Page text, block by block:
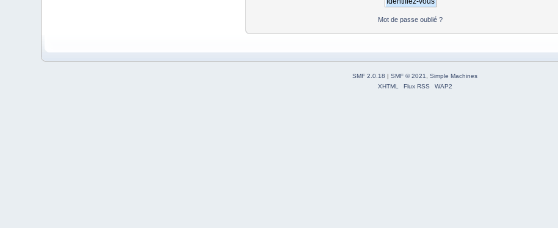
Mot de passe oublié ?
SMF 2.0.18 | SMF © 2021
Simple Machines
XHTML
Flux RSS WAP2